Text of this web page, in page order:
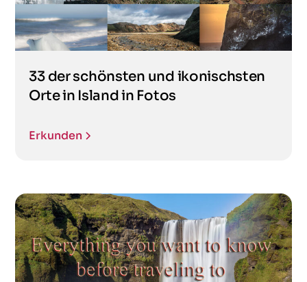
33 der schönsten und ikonischsten
Orte in Island in Fotos
Erkunden